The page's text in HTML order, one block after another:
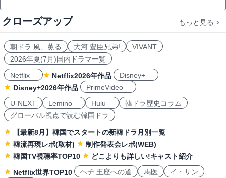
クローズアップ もっと見る
朝ドラ:風、薫る 大河:豊臣兄弟!
VIVANT
2026年夏(7月)国内ドラマ一覧
Netflix
Netflix2026年作品
Disney+
Disney+2026年作品
PrimeVideo
U-NEXT
Lemino Hulu
韓ドラ歴史コラム
グローバル視点で読む韓国ドラ
【最新8月】韓国でスタートの新韓ドラ月別一覧
韓流再現レポ(取材)
制作発表会レポ(WEB)
韓国TV視聴率TOP10
どこよりも詳しい!キャスト紹介
Netflix世界TOP10
ヘチ 王座への道 馬医
イ・サン